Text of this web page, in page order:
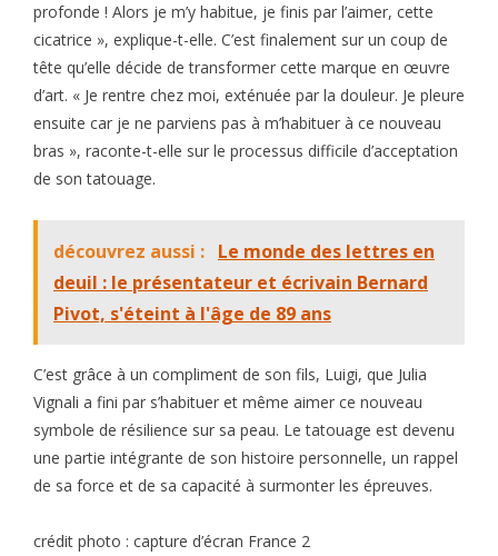
profonde ! Alors je m’y habitue, je finis par l’aimer, cette
cicatrice », explique-t-elle. C’est finalement sur un coup de
tête qu’elle décide de transformer cette marque en œuvre
d’art. « Je rentre chez moi, exténuée par la douleur. Je pleure
ensuite car je ne parviens pas à m’habituer à ce nouveau
bras », raconte-t-elle sur le processus difficile d’acceptation
de son tatouage.
découvrez aussi : Le monde des lettres en
deuil : le présentateur et écrivain Bernard
Pivot, s'éteint à l'âge de 89 ans
C’est grâce à un compliment de son fils, Luigi, que Julia
Vignali a fini par s’habituer et même aimer ce nouveau
symbole de résilience sur sa peau. Le tatouage est devenu
une partie intégrante de son histoire personnelle, un rappel
de sa force et de sa capacité à surmonter les épreuves.
crédit photo : capture d’écran France 2